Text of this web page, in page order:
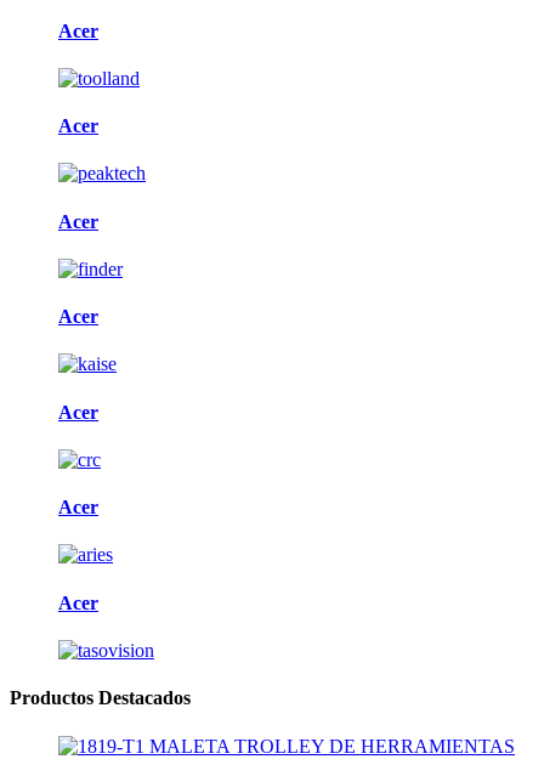
Acer
Acer
Acer
Acer
Acer
Acer
Acer
Productos Destacados